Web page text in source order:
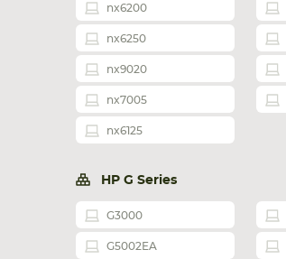
nx6200
nx6250
nx9020
nx7005
nx6125
HP G Series
G3000
G5002EA